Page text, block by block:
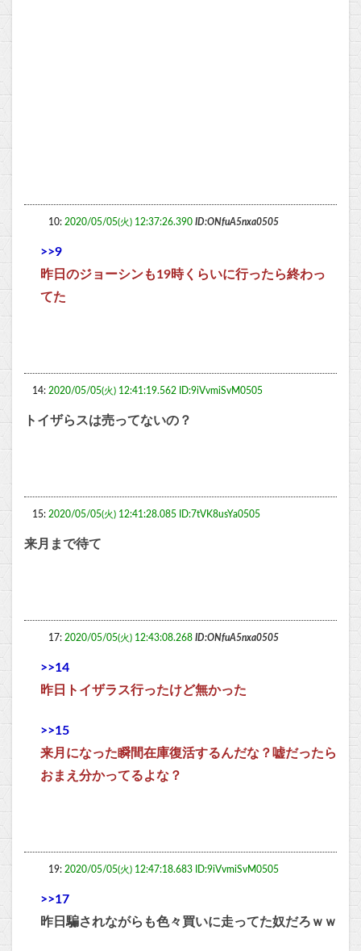
10: 2020/05/05(火) 12:37:26.390 ID:ONfuA5nxa0505
>>9
昨日のジョーシンも19時くらいに行ったら終わっ
てた
14: 2020/05/05(火) 12:41:19.562 ID:9iVvmiSvM0505
トイザらスは売ってないの？
15: 2020/05/05(火) 12:41:28.085 ID:7tVK8usYa0505
来月まで待て
17: 2020/05/05(火) 12:43:08.268 ID:ONfuA5nxa0505
>>14
昨日トイザラス行ったけど無かった
>>15
来月になった瞬間在庫復活するんだな？嘘だったら
おまえ分かってるよな？
19: 2020/05/05(火) 12:47:18.683 ID:9iVvmiSvM0505
>>17
昨日騙されながらも色々買いに走ってた奴だろｗｗ